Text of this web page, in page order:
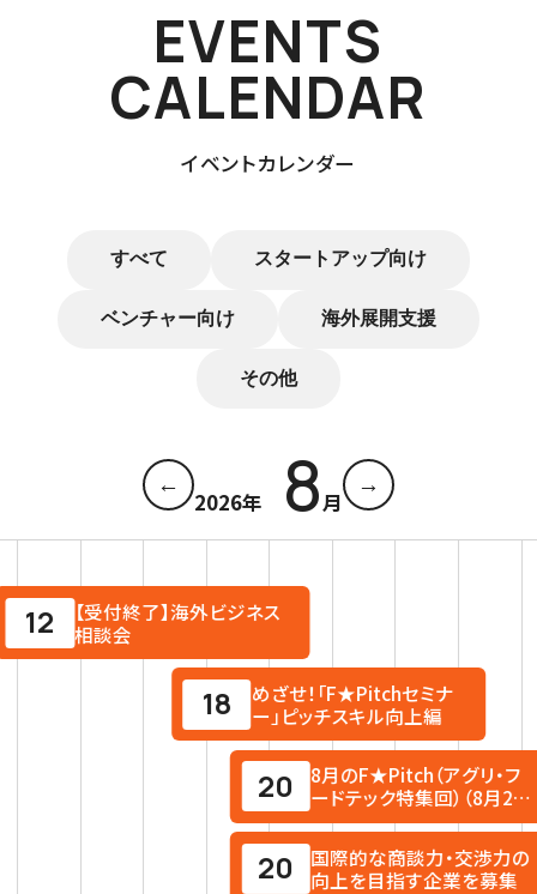
EVENTS
CALENDAR
イベントカレンダー
すべて スタートアップ向け
ベンチャー向け 海外展開支援
その他
←
2026年 8月
→
12
【受付終了】海外ビジネス
相談会
18
めざせ！「F★Pitchセミナ
ー」ピッチスキル向上編
20
8月のF★Pitch⁨⁩（アグリ・フ
ードテック特集回）（8月20
日）
20
国際的な商談力・交渉力の
向上を目指す企業を募集